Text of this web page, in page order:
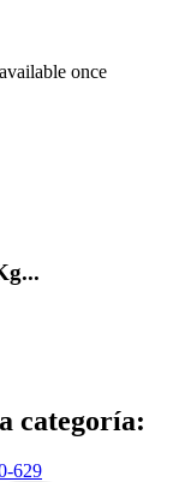
once
categoría: